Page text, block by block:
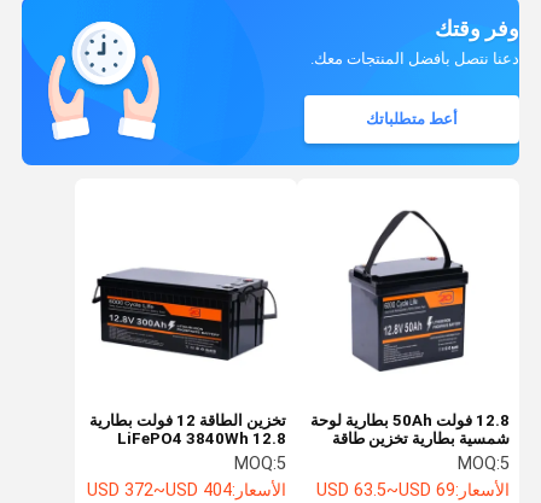
وفر وقتك
دعنا نتصل بأفضل المنتجات معك.
أعط متطلباتك
12.8 فولت 50Ah بطارية لوحة
شمسية بطارية تخزين طاقة
منزلية فعالة
MOQ:5
الأسعار:USD 63.5~USD 69
تخزين الطاقة 12 فولت بطارية
LiFePO4 3840Wh 12.8
LiFePO4
MOQ:5
الأسعار:USD 372~USD 404